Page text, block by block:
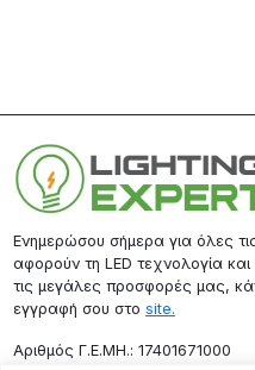
Ενημερώσου σήμερα για όλες
αφορούν τη LED τεχνολογία
τις μεγάλες προσφορές μας,
εγγραφή σου στο site.
Aριθμός Γ.Ε.ΜΗ.: 17401671000